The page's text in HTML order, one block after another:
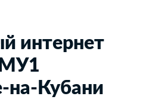
интернет
на-Кубани